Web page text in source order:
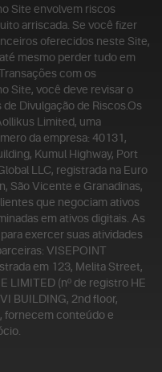
Site envolvem riscos
arriscada. Se você fizer
oferecidos neste Site,
mesmo perder tudo em
com os
Site, você deve revisar o
Divulgação de Riscos.Os
Limited, uma
da empresa: 40131,
Kumul Highway, Port
LLC, registrada na Euro
São Vicente e Granadinas,
que negociam ativos
em ativos digitais. As
exercer suas atividades
VISEPOINT
em 123, Melita Street,
LIMITED (nº de registro HE
BUILDING, 2nd floor,
fornecem conteúdo e